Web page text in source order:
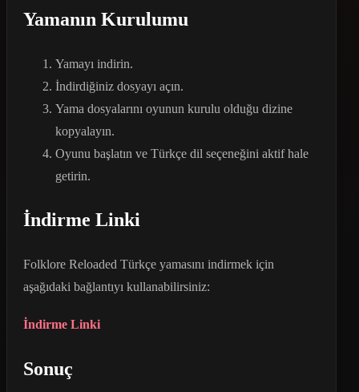
Yamanın Kurulumu
Yamayı indirin.
İndirdiğiniz dosyayı açın.
Yama dosyalarını oyunun kurulu olduğu dizine
kopyalayın.
Oyunu başlatın ve Türkçe dil seçeneğini aktif hale
getirin.
İndirme Linki
Folklore Reloaded Türkçe yamasını indirmek için
aşağıdaki bağlantıyı kullanabilirsiniz:
İndirme Linki
Sonuç